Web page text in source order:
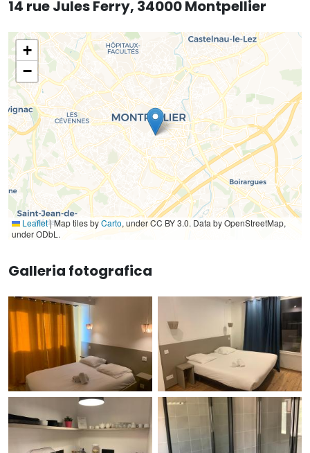
14 rue Jules Ferry, 34000 Montpellier
+
−
Leaflet |Map tiles byCarto, under CC BY 3.0. Data by OpenStreetMap,
under ODbL.
Galleria fotografica